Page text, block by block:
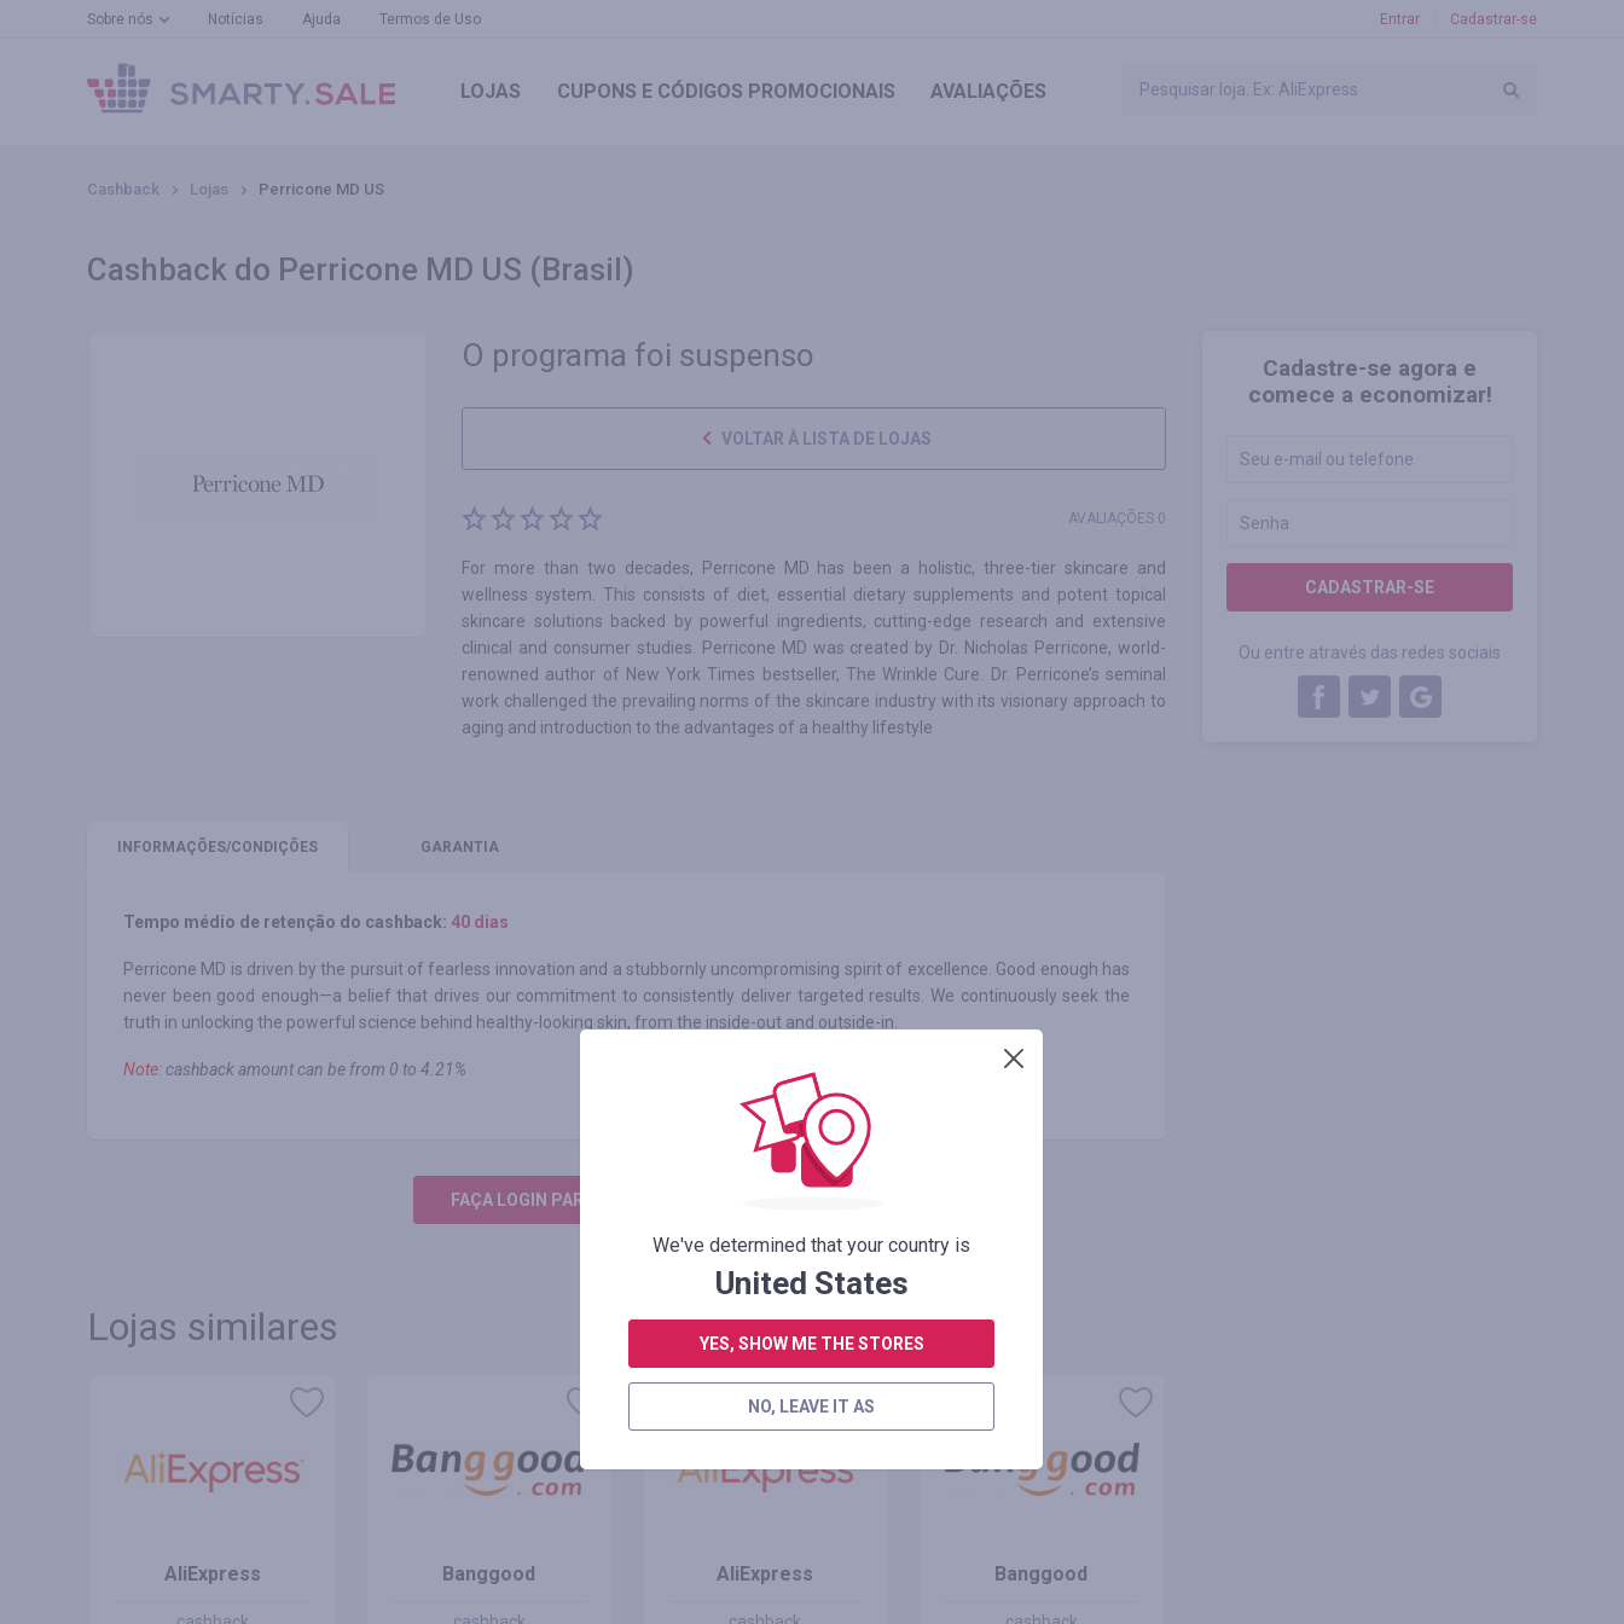
Sobre nós Notícias Ajuda Termos de Uso Entrar Cadastrar-se
LOJAS CUPONS E CÓDIGOS PROMOCIONAIS AVALIAÇÕES
Cashback Lojas Perricone MD US
Cashback do Perricone MD US (Brasil)
Cadastre-se agora e
comece a economizar!
CADASTRAR-SE
Ou entre através das redes sociais
O programa foi suspenso
VOLTAR À LISTA DE LOJAS
AVALIAÇÕES 0
For more than two decades, Perricone MD has been a holistic, three-tier skincare and
wellness system. This consists of diet, essential dietary supplements and potent topical
skincare solutions backed by powerful ingredients, cutting-edge research and extensive
clinical and consumer studies. Perricone MD was created by Dr. Nicholas Perricone, world-
renowned author of New York Times bestseller, The Wrinkle Cure. Dr. Perricone’s seminal
work challenged the prevailing norms of the skincare industry with its visionary approach to
aging and introduction to the advantages of a healthy lifestyle
INFORMAÇÕES/CONDIÇÕES GARANTIA
Tempo médio de retenção do cashback: 40 dias
Perricone MD is driven by the pursuit of fearless innovation and a stubbornly uncompromising spirit of excellence. Good enough has
never been good enough—a belief that drives our commitment to consistently deliver targeted results. We continuously seek the
truth in unlocking the powerful science behind healthy-looking skin, from the inside-out and outside-in.
Note:cashback amount can be from 0 to 4.21%
FAÇA LOGIN PARA DEIXAR UM COMENTÁRIO
Lojas similares
AliExpress Banggood AliExpress Banggood
We've determined that your country is
United States
YES, SHOW ME THE STORES
NO, LEAVE IT AS